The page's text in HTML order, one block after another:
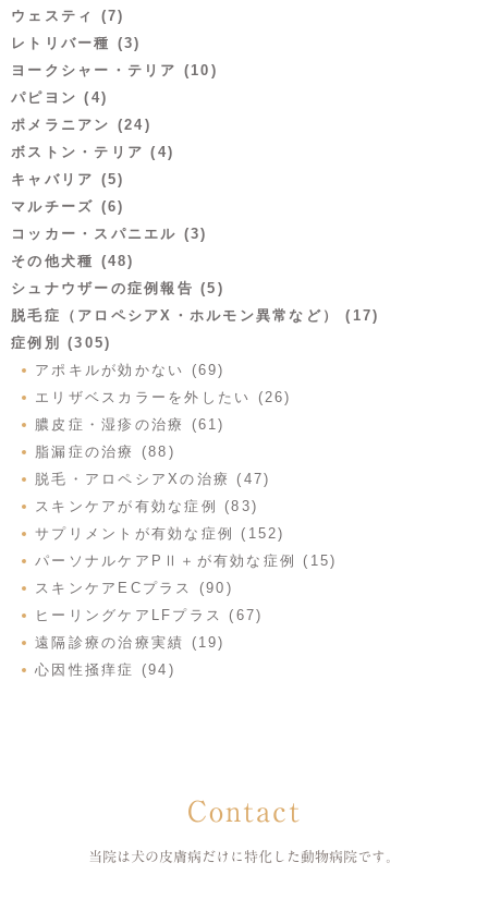
ウェスティ (7)
レトリバー種 (3)
ヨークシャー・テリア (10)
パピヨン (4)
ポメラニアン (24)
ボストン・テリア (4)
キャバリア (5)
マルチーズ (6)
コッカー・スパニエル (3)
その他犬種 (48)
シュナウザーの症例報告 (5)
脱毛症（アロペシアX・ホルモン異常など） (17)
症例別 (305)
アポキルが効かない (69)
エリザベスカラーを外したい (26)
膿皮症・湿疹の治療 (61)
脂漏症の治療 (88)
脱毛・アロペシアXの治療 (47)
スキンケアが有効な症例 (83)
サプリメントが有効な症例 (152)
パーソナルケアPⅡ＋が有効な症例 (15)
スキンケアECプラス (90)
ヒーリングケアLFプラス (67)
遠隔診療の治療実績 (19)
心因性掻痒症 (94)
Contact
当院は犬の皮膚病だけに特化した 動物病院です。